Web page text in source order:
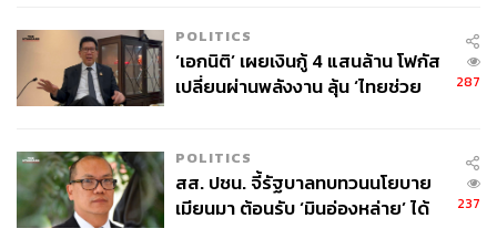
https://www.theguardian.com/sport/2026/jun/07/kimi-
antonelli-becomes-youngest-winner-of-f1-monaco-gp
-after-late-drama
y34lo
https://www.the-race.com/formula-1/george-russell-d
ouble-penalty-f1-monaco-gp-explained/
https://www.formula1.com/en/latest/article/all-the-pen
POLITICS
‘เอกนิติ’ เผยเงินกู้ 4 แสนล้าน โฟกัส
เปลี่ยนผ่านพลังงาน ลุ้น ‘ไทยช่วย
287
POLITICS
สส. ปชน. จี้รัฐบาลทบทวนนโยบาย
เมียนมา ต้อนรับ ‘มินอ่องหล่าย’ ได้
237